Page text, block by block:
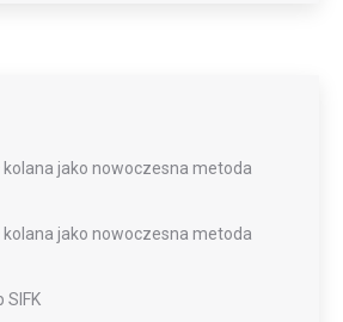
jako nowoczesna metoda
jako nowoczesna metoda
SIFK